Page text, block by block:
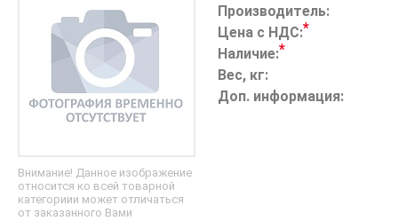
Внимание! Данное изображение
относится ко всей товарной
категориии может отличаться
от заказанного Вами
Производитель:
Цена с НДС:*
Наличие:*
Вес, кг:
Доп. информация: